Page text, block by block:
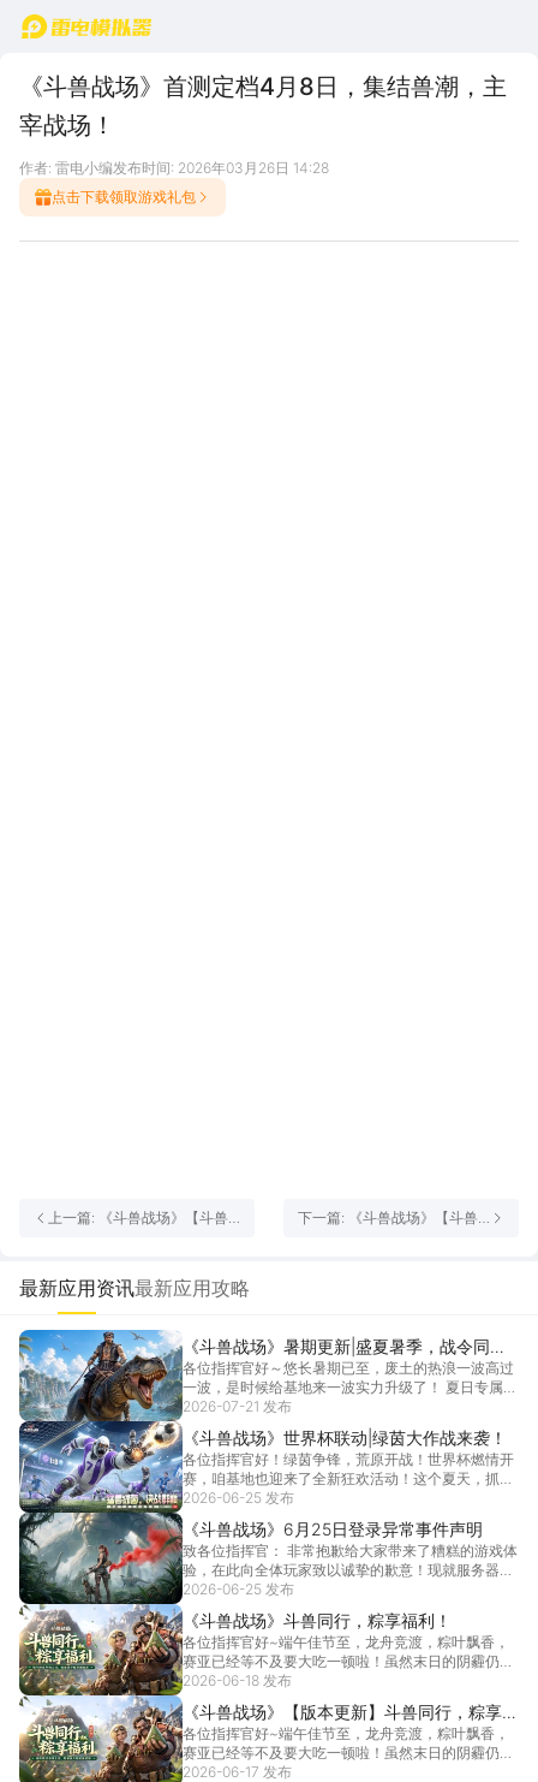
首页
《斗兽战场》首测定档4月8日，集结兽潮，主
宰战场！
作者: 雷电小编发布时间: 2026年03月26日 14:28
点击下载领取游戏礼包
上一篇: 《斗兽战场》【斗兽
下一篇: 《斗兽战场》【斗兽
最新应用资讯最新应用攻略
《斗兽战场》暑期更新|盛夏暑季，战令同
行！
各位指挥官好～悠长暑期已至，废土的热浪一波高过
一波，是时候给基地来一波实力升级了！ 夏日专属战
令8月... [详情]
2026-07-21 发布
《斗兽战场》世界杯联动|绿茵大作战来袭！
各位指挥官好！绿茵争锋，荒原开战！世界杯燃情开
赛，咱基地也迎来了全新狂欢活动！这个夏天，抓巨
兽、看球... [详情]
2026-06-25 发布
《斗兽战场》6月25日登录异常事件声明
致各位指挥官： 非常抱歉给大家带来了糟糕的游戏体
验，在此向全体玩家致以诚挚的歉意！现就服务器异
常问题... [详情]
2026-06-25 发布
《斗兽战场》斗兽同行，粽享福利！
各位指挥官好~端午佳节至，龙舟竞渡，粽叶飘香，
赛亚已经等不及要大吃一顿啦！虽然末日的阴霾仍旧
笼罩，但... [详情]
2026-06-18 发布
《斗兽战场》【版本更新】斗兽同行，粽享福
利！
各位指挥官好~端午佳节至，龙舟竞渡，粽叶飘香，
赛亚已经等不及要大吃一顿啦！虽然末日的阴霾仍旧
笼罩，但... [详情]
2026-06-17 发布